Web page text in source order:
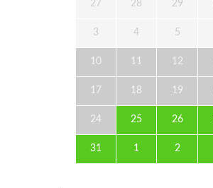
27 28 29
3 4 5
10 11 12
17 18 19
24 25 26
31 1 2